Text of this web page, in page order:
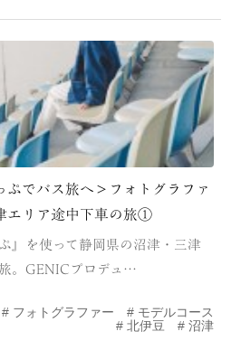
観光施設
カフェ・スイーツ
食
宿
ぷでバス旅へ＞フォトグラファ
エリア途中下車の旅①
』を使って静岡県の沼津・三津
。GENICプロデュ…
フォトグラファー
モデルコース
北伊豆
沼津